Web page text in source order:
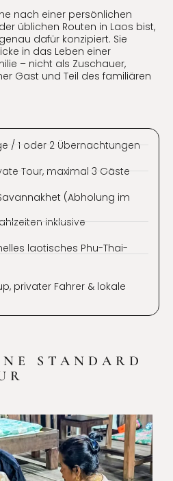
nach einer persönlichen
üblichen Routen in Laos bist,
dafür konzipiert. Sie
in das Leben einer
– nicht als Zuschauer,
Gast und Teil des familiären
/ 1 oder 2 Übernachtungen
Tour, maximal 3 Gäste
(Abholung im
inklusive
laotisches Phu-Thai-
privater Fahrer & lokale
STANDARD